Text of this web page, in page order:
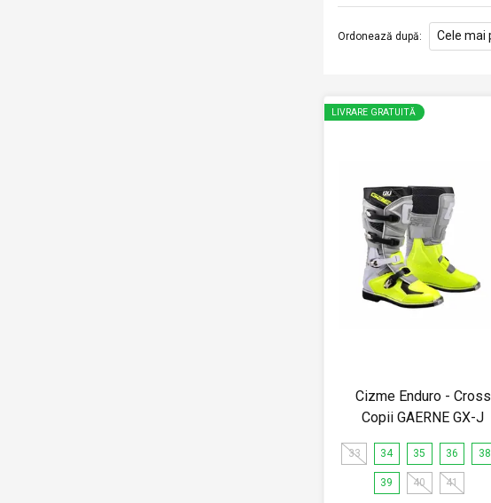
Ordonează după:
LIVRARE GRATUITĂ
Cizme Enduro - Cross
Copii GAERNE GX-J
33 34 35 36 38
39 40 41